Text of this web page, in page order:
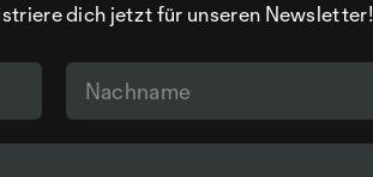
dich jetzt für unseren Newsletter!